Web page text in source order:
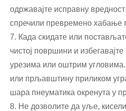
одржавајте исправну
спречили превремено хабање
7. Када скидате или
чистој површини и
урезима или оштрим
или прљавштину приликом
шара пнеуматика окренута у
8. Не дозволите да уље,